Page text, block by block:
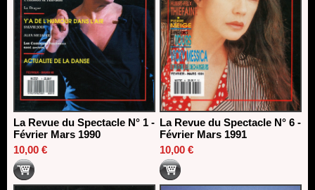
La Revue du Spectacle N° 1 -
Février Mars 1990
10,00 €
La Revue du Spectacle N° 6 -
Février Mars 1991
10,00 €